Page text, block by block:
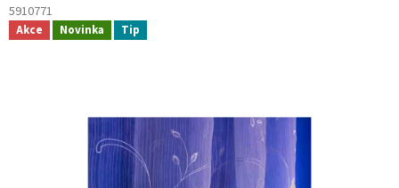
5910771
Akce Novinka Tip